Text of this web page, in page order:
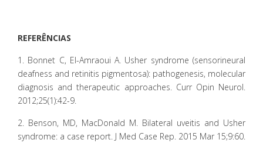
REFERÊNCIAS
1. Bonnet C, El-Amraoui A. Usher syndrome (sensorineural
deafness and retinitis pigmentosa): pathogenesis, molecular
diagnosis and therapeutic approaches. Curr Opin Neurol.
2012;25(1):42-9.
2. Benson, MD, MacDonald M. Bilateral uveitis and Usher
syndrome: a case report. J Med Case Rep. 2015 Mar 15;9:60.